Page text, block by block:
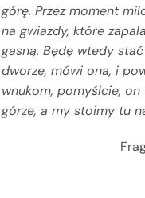
górę.Przez moment
na gwiazdy, które
gasną.Będę wtedy
dworze, mówi ona, i
wnukom, pomyślcie,
górze, a my stoimy tu